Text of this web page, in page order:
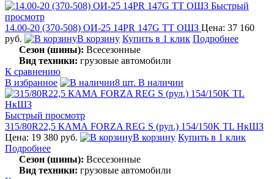
Быстрый
просмотр
14.00-20 (370-508) ОИ-25 14PR 147G TT ОШЗ Цена: 37 160
руб.
В корзину Купить в 1 клик Подробнее
Сезон (шины): Всесезонные
Вид техники: грузовые автомобили
К сравнению
В избранное
8 шт. В наличии
Быстрый просмотр
315/80R22,5 КАМА FORZA REG S (рул.) 154/150K TL НкШЗ
Цена: 19 380 руб.
В корзину Купить в 1 клик
Подробнее
Сезон (шины): Всесезонные
Вид техники: грузовые автомобили